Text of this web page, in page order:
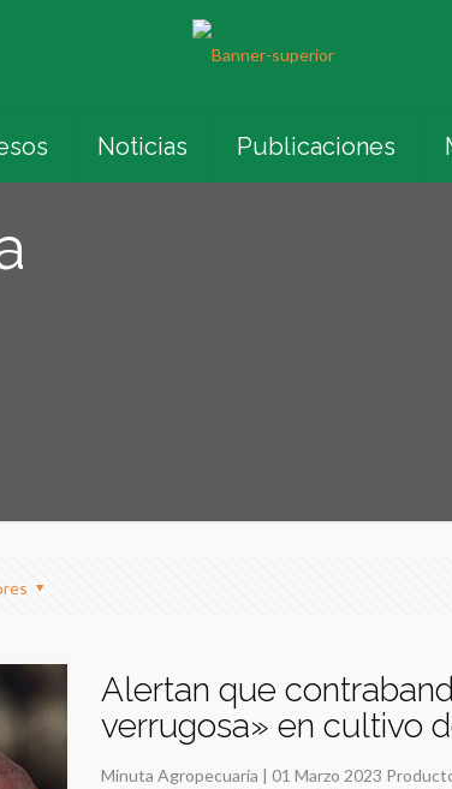
Noticias Publicaciones
Alertan que
verrugosa» en cultivo
Minuta Agropecuaria | 01 Marzo 2023